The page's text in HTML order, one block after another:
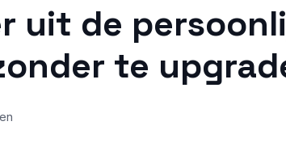
uit de
te